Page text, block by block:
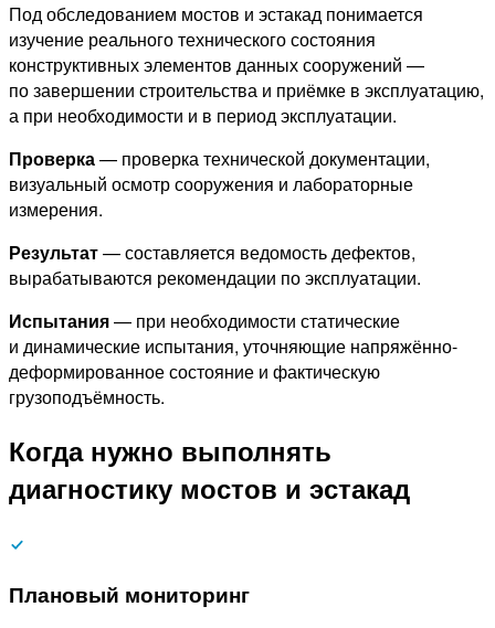
Под обследованием мостов и эстакад понимается
изучение реального технического состояния
конструктивных элементов данных сооружений —
по завершении строительства и приёмке в эксплуатацию,
а при необходимости и в период эксплуатации.
Проверка— проверка технической документации,
визуальный осмотр сооружения и лабораторные
измерения.
Результат— составляется ведомость дефектов,
вырабатываются рекомендации по эксплуатации.
Испытания— при необходимости статические
и динамические испытания, уточняющие напряжённо-
деформированное состояние и фактическую
грузоподъёмность.
Когда нужно выполнять
диагностику мостов и эстакад
Плановый мониторинг